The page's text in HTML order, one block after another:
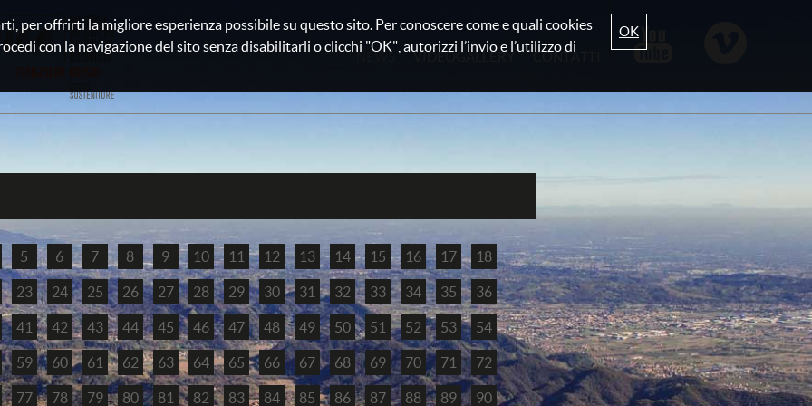
per offrirti la migliore esperienza possibile su questo sito. Per conoscere come e quali cookies
con la navigazione del sito senza disabilitarli o clicchi "OK", autorizzi l’invio e l’utilizzo di
OK
NEWS VIDEOGALLERY CONTATTI
5 6 7 8 9 10 11 12 13 14 15 16 17 18
23 24 25 26 27 28 29 30 31 32 33 34 35 36
41 42 43 44 45 46 47 48 49 50 51 52 53 54
59 60 61 62 63 64 65 66 67 68 69 70 71 72
77 78 79 80 81 82 83 84 85 86 87 88 89 90